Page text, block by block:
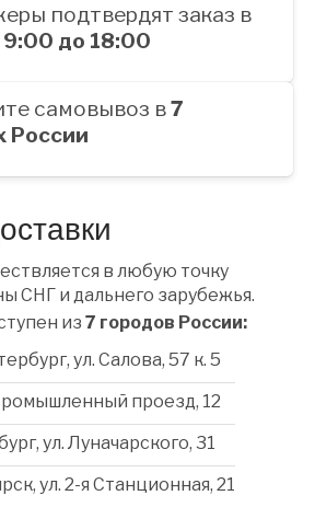
подтвердят заказ в
9:00 до 18:00
самовывоз в7
России
в любую точку
СНГ и дальнего зарубежья.
из 7 городов России:
ул. Салова, 57 к. 5
проезд, 12
ул. Луначарского, 31
ул. 2-я Станционная, 21